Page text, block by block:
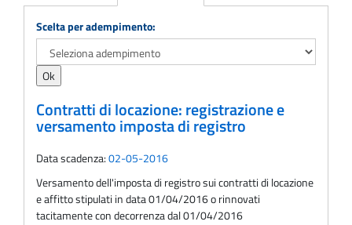
Adempimento
Scelta per adempimento:
Contratti di locazione: registrazione e
versamento imposta di registro
Data scadenza:02-05-2016
Versamento dell'imposta di registro sui contratti di locazione
e affitto stipulati in data 01/04/2016 o rinnovati
tacitamente con decorrenza dal 01/04/2016